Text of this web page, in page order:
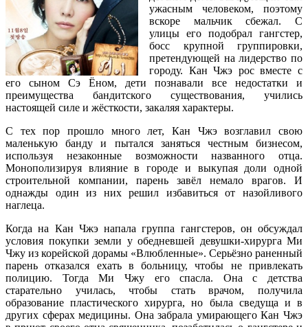
ужасным человеком, поэтому
вскоре мальчик сбежал. С
улицы его подобрал гангстер,
босс крупной группировки,
претендующей на лидерство по
городу. Кан Чжэ рос вместе с
его сыном Сэ Ёном, дети познавали все недостатки и
преимущества бандитского существования, учились
настоящей силе и жёсткости, закаляя характеры.
С тех пор прошло много лет, Кан Чжэ возглавил свою
маленькую банду и пытался заняться честным бизнесом,
используя незаконные возможности названного отца.
Монополизируя влияние в городе и выкупая доли одной
строительной компании, парень завёл немало врагов. И
однажды один из них решил избавиться от назойливого
наглеца.
Когда на Кан Чжэ напала группа гангстеров, он обсуждал
условия покупки земли у обедневшей девушки-хирурга Ми
Чжу из корейской дорамы «Влюбленные». Серьёзно раненный
парень отказался ехать в больницу, чтобы не привлекать
полицию. Тогда Ми Чжу его спасла. Она с детства
старательно училась, чтобы стать врачом, получила
образование пластического хирурга, но была сведуща и в
других сферах медицины. Она забрала умирающего Кан Чжэ